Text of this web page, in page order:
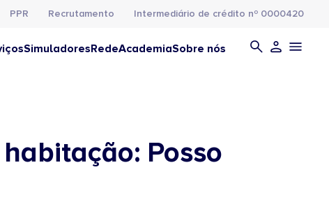
PPR Recrutamento Intermediário de crédito nº 0000420
SimuladoresRedeAcademiaSobre nós
Posso